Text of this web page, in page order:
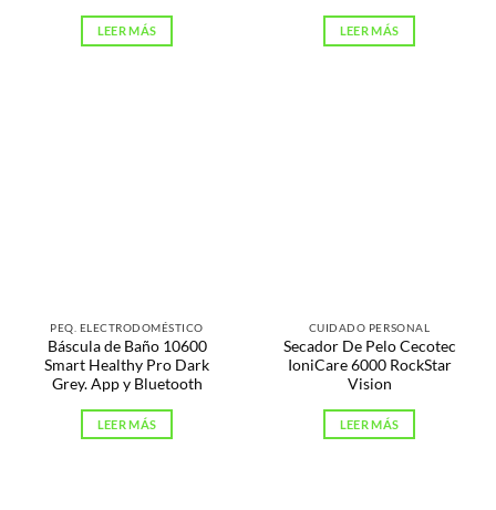
LEER MÁS LEER MÁS
PEQ. ELECTRODOMÉSTICO
Báscula de Baño 10600
Smart Healthy Pro Dark
Grey. App y Bluetooth
LEER MÁS
CUIDADO PERSONAL
Secador De Pelo Cecotec
IoniCare 6000 RockStar
Vision
LEER MÁS